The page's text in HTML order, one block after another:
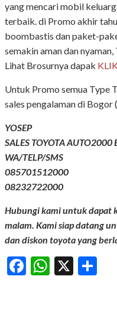
yang mencari mobil
terbaik. di Promo akhir
boombastis dan paket-
semakin aman dan
Lihat Brosurnya dapak
Untuk Promo semua Type
sales pengalaman di Bogor
YOSEP
SALES TOYOTA AUTO2000
WA/TELP/SMS
085701512000
08232722000
Hubungi kami untuk dapat
malam. Kami siap datang
dan diskon toyota yang
Facebook
X